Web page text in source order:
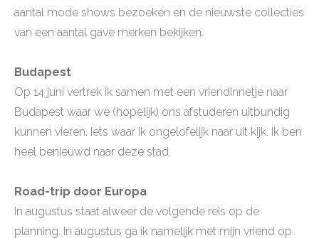
aantal mode shows bezoeken en de nieuwste collecties
van een aantal gave merken bekijken.
Budapest
Op 14 juni vertrek ik samen met een vriendinnetje naar
Budapest waar we (hopelijk) ons afstuderen uitbundig
kunnen vieren. Iets waar ik ongelofelijk naar uit kijk. Ik ben
heel benieuwd naar deze stad.
Road-trip door Europa
In augustus staat alweer de volgende reis op de
planning. In augustus ga ik namelijk met mijn vriend op